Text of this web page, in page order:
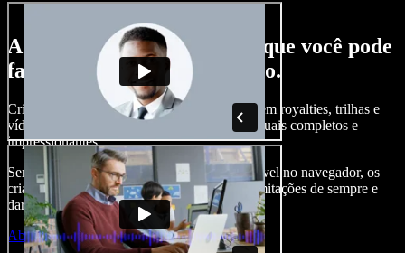
Aqui vai só um gostinho do que você pode
fazer com o Speechify Studio.
Crie narrações, adicione imagens de banco sem royalties, trilhas e
vídeos, clone sua voz e crie projetos audiovisuais completos e
impressionantes.
Sem curva de aprendizado e com tudo acessível no navegador, os
criadores de conteúdo podem se livrar das limitações de sempre e
dar vida a todas as suas ideias criativas.
Abrir o Studio